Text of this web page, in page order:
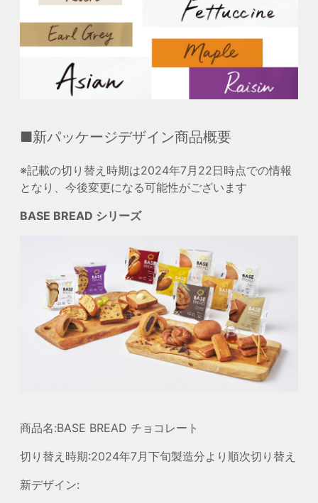
■新パッケージデザイン商品概要
※記載の切り替え時期は2024年7月22日時点での情報
となり、今後変更になる可能性がございます
BASE BREAD シリーズ
商品名:BASE BREAD チョコレート
切り替え時期:2024年7月下旬製造分より順次切り替え
新デザイン: